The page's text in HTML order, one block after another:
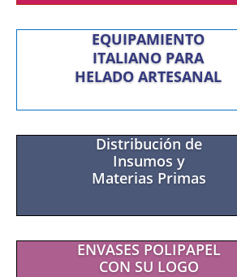
EQUIPAMIENTO
ITALIANO PARA
HELADO ARTESANAL
Distribución de
Insumos y
Materias Primas
ENVASES POLIPAPEL
CON SU LOGO